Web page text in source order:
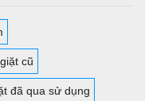
cũ
đã qua sử dụng